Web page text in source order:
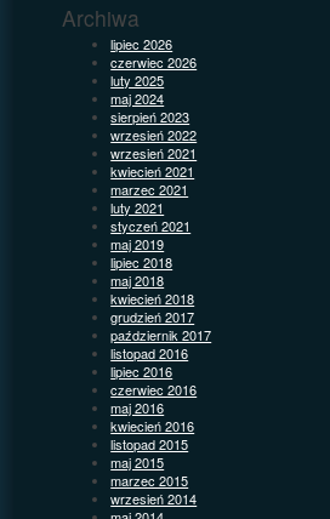
Archiwa
lipiec 2026
czerwiec 2026
luty 2025
maj 2024
sierpień 2023
wrzesień 2022
wrzesień 2021
kwiecień 2021
marzec 2021
luty 2021
styczeń 2021
maj 2019
lipiec 2018
maj 2018
kwiecień 2018
grudzień 2017
październik 2017
listopad 2016
lipiec 2016
czerwiec 2016
maj 2016
kwiecień 2016
listopad 2015
maj 2015
marzec 2015
wrzesień 2014